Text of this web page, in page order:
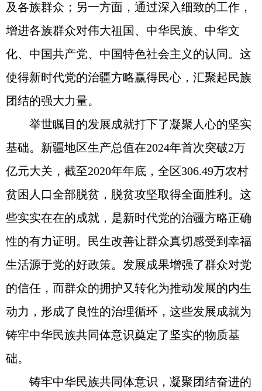
及各族群众；另一方面，通过深入细致的工作，
增进各族群众对伟大祖国、中华民族、中华文
化、中国共产党、中国特色社会主义的认同。这
使得新时代党的治疆方略赢得民心，汇聚起民族
团结的强大力量。
举世瞩目的发展成就打下了凝聚人心的坚实
基础。新疆地区生产总值在2024年首次突破2万
亿元大关，截至2020年年底，全区306.49万农村
贫困人口全部脱贫，脱贫攻坚取得全面胜利。这
些实实在在的成就，是新时代党的治疆方略正确
性的有力证明。民生改善让群众真切感受到幸福
生活源于党的好政策。发展成果增强了群众对党
的信任，而群众的拥护又转化为推动发展的内生
动力，形成了良性的治理循环，这些发展成就为
铸牢中华民族共同体意识奠定了坚实的物质基
础。
铸牢中华民族共同体意识，凝聚团结奋进的